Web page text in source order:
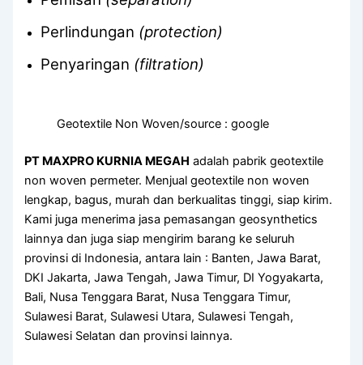
Perlindungan (protection)
Penyaringan (filtration)
Geotextile Non Woven/source : google
PT MAXPRO KURNIA MEGAH adalah pabrik geotextile
non woven permeter. Menjual geotextile non woven
lengkap, bagus, murah dan berkualitas tinggi, siap kirim.
Kami juga menerima jasa pemasangan geosynthetics
lainnya dan juga siap mengirim barang ke seluruh
provinsi di Indonesia, antara lain : Banten, Jawa Barat,
DKI Jakarta, Jawa Tengah, Jawa Timur, DI Yogyakarta,
Bali, Nusa Tenggara Barat, Nusa Tenggara Timur,
Sulawesi Barat, Sulawesi Utara, Sulawesi Tengah,
Sulawesi Selatan dan provinsi lainnya.